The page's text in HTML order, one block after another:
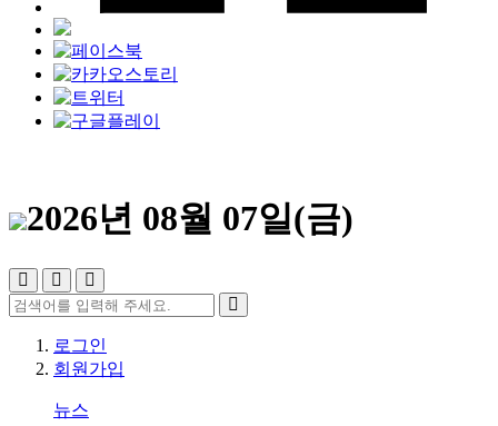
2026년 08월 07일(금)
로그인
회원가입
뉴스